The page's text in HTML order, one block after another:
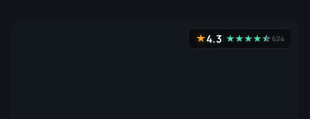
★4.3 ★★★★★
☆624